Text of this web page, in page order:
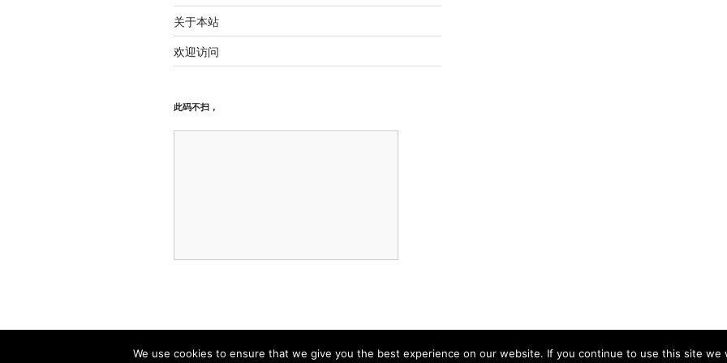
关于本站
欢迎访问
此码不扫，
We use cookies to ensure that we give you the best experience on our website. If you continue to use this site we